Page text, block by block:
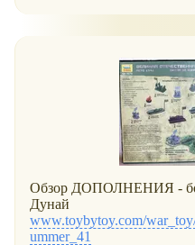
Обзор ДОПОЛНЕНИЯ -
Дунай
www.toybytoy.com/
ummer_41